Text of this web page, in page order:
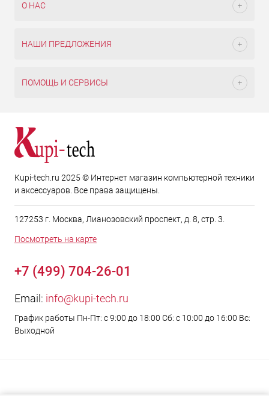
О НАС
НАШИ ПРЕДЛОЖЕНИЯ
ПОМОЩЬ И СЕРВИСЫ
Kupi-tech.ru 2025 © Интернет магазин компьютерной техники
и аксессуаров. Все права защищены.
127253 г. Москва, Лианозовский проспект, д. 8, стр. 3.
Посмотреть на карте
+7 (499) 704-26-01
Email: info@kupi-tech.ru
График работы Пн-Пт: с 9:00 до 18:00 Сб: с 10:00 до 16:00 Вс:
Выходной